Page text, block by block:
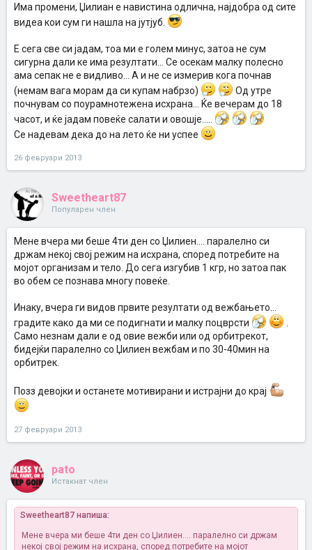
Има промени, Џилиан е навистина одлична, најдобра од сите
видеа кои сум ги нашла на јутјуб.
Е сега све си јадам, тоа ми е голем минус, затоа не сум
сигурна дали ке има резултати... Се осекам малку полесно
ама сепак не е видливо... А и не се измерив кога почнав
(немам вага морам да си купам набрзо)
Од утре
почнувам со поурамнотежена исхрана... Ќе вечерам до 18
часот, и ќе јадам повеќе салати и овошје.....
Се надевам дека до на лето ќе ни успее
26 февруари 2013
Sweetheart87
Популарен член
Мене вчера ми беше 4ти ден со Џилиен.... паралелно си
држам некој свој режим на исхрана, според потребите на
мојот организам и тело. До сега изгубив 1 кгр, но затоа пак
во обем се познава многу повеќе.
Инаку, вчера ги видов првите резултати од вежбањето...
градите како да ми се подигнати и малку поцврсти
Само незнам дали е од овие вежби или од орбитрекот,
бидејќи паралелно со Џилиен вежбам и по 30-40мин на
орбитрек.
Позз девојки и останете мотивирани и истрајни до крај
27 февруари 2013
pato
Истакнат член
Sweetheart87 напиша:
Мене вчера ми беше 4ти ден со Џилиен.... паралелно си држам
некој свој режим на исхрана, според потребите на мојот